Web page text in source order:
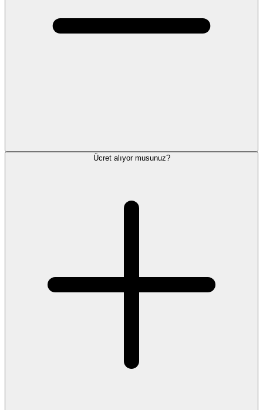
Ücret alıyor musunuz?